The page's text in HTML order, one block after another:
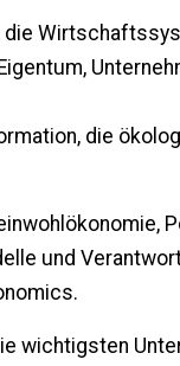
die
und
wichtigsten